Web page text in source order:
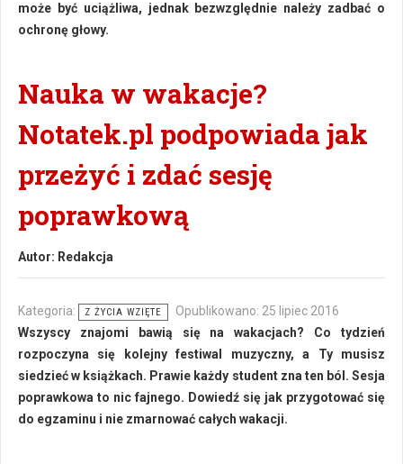
może być uciążliwa, jednak bezwzględnie należy zadbać o
ochronę głowy.
Nauka w wakacje?
Notatek.pl podpowiada jak
przeżyć i zdać sesję
poprawkową
Autor: Redakcja
Kategoria: Z ŻYCIA WZIĘTE
Opublikowano: 25 lipiec 2016
Wszyscy znajomi bawią się na wakacjach? Co tydzień
rozpoczyna się kolejny festiwal muzyczny, a Ty musisz
siedzieć w książkach. Prawie każdy student zna ten ból. Sesja
poprawkowa to nic fajnego. Dowiedź się jak przygotować się
do egzaminu i nie zmarnować całych wakacji.